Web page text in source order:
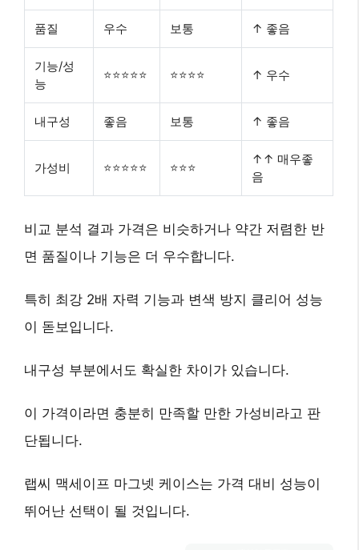
품질 우수 보통 ↑ 좋음
기능/성
능
⭐⭐⭐⭐⭐ ⭐⭐⭐⭐ ↑ 우수
내구성 좋음 보통 ↑ 좋음
가성비 ⭐⭐⭐⭐⭐ ⭐⭐⭐
↑↑ 매우좋
음
비교 분석 결과 가격은 비슷하거나 약간 저렴한 반
면 품질이나 기능은 더 우수합니다.
특히 최강 2배 자력 기능과 변색 방지 클리어 성능
이 돋보입니다.
내구성 부분에서도 확실한 차이가 있습니다.
이 가격이라면 충분히 만족할 만한 가성비라고 판
단됩니다.
랩씨 맥세이프 마그넷 케이스는 가격 대비 성능이
뛰어난 선택이 될 것입니다.